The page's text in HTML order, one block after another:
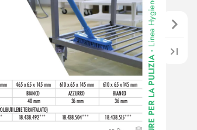
465 x 65 x 145 mm 610 x 65 x 145 mm 610 x 65 x 145 mm
BIANCO AZZURRO BIANCO
40 mm 36 mm
36 mm
TERAFTALATO)
18.438.492*** 18.438.504*** 18.438.515*** TURE PER L
A PULIZIA
•